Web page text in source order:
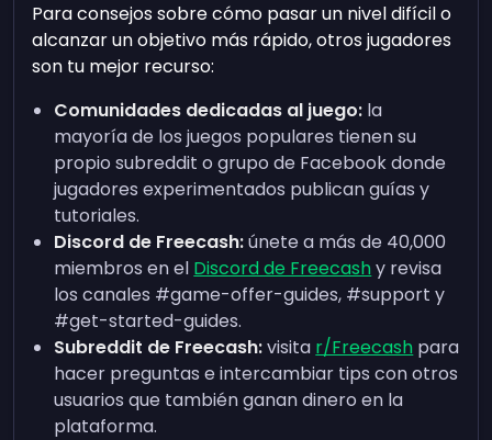
Para consejos sobre cómo pasar un nivel difícil o
alcanzar un objetivo más rápido, otros jugadores
son tu mejor recurso:
Comunidades dedicadas al juego: la
mayoría de los juegos populares tienen su
propio subreddit o grupo de Facebook donde
jugadores experimentados publican guías y
tutoriales.
Discord de Freecash:únete a más de 40,000
miembros en el Discord de Freecashy revisa
los canales #game-offer-guides, #support y
#get-started-guides.
Subreddit de Freecash:visita r/Freecash para
hacer preguntas e intercambiar tips con otros
usuarios que también ganan dinero en la
plataforma.